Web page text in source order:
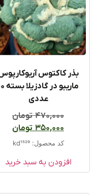
بذر کاکتوس آریوکارپوس
ماریبو در گادزیلا بسته ۱۰
عددی
470,000 تومان
350,000 تومان
کد محصول: kd1529
افزودن به سبد خرید